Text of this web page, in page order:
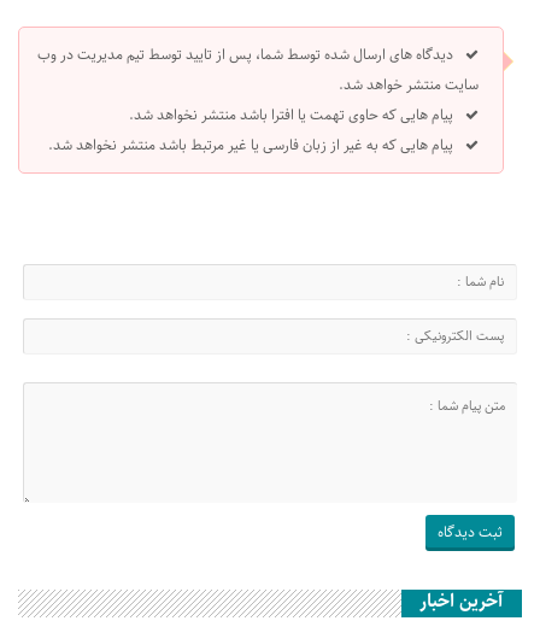
دیدگاه های ارسال شده توسط شما، پس از تایید توسط تیم مدیریت در وب
سایت منتشر خواهد شد.
پیام هایی که حاوی تهمت یا افترا باشد منتشر نخواهد شد.
پیام هایی که به غیر از زبان فارسی یا غیر مرتبط باشد منتشر نخواهد شد.
آخرین اخبار